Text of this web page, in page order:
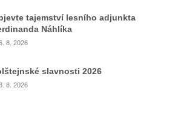
tajemství lesního adjunkta
Náhlíka
8. 2026
slavnosti 2026
8. 2026